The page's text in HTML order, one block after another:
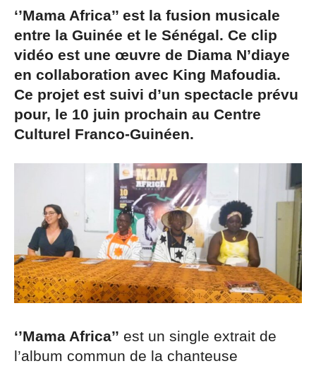
‘’Mama Africa’’ est la fusion musicale
entre la Guinée et le Sénégal. Ce clip
vidéo est une œuvre de Diama N’diaye
en collaboration avec King Mafoudia.
Ce projet est suivi d’un spectacle prévu
pour, le 10 juin prochain au Centre
Culturel Franco-Guinéen.
‘’Mama Africa’’ est un single extrait de
l’album commun de la chanteuse